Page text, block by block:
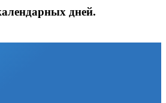
дней.